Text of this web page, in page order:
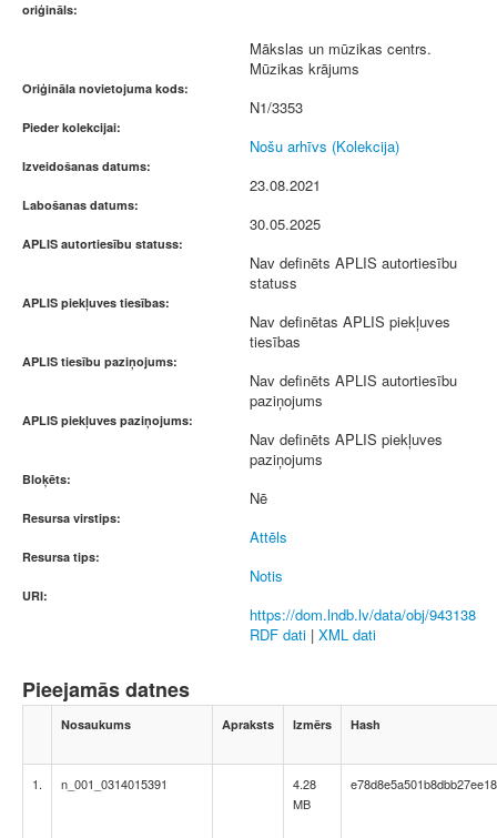
oriģināls:
Mākslas un mūzikas centrs.
Mūzikas krājums
Oriģināla novietojuma kods:
N1/3353
Pieder kolekcijai:
Nošu arhīvs (Kolekcija)
Izveidošanas datums:
23.08.2021
Labošanas datums:
30.05.2025
APLIS autortiesību statuss:
Nav definēts APLIS autortiesību
statuss
APLIS piekļuves tiesības:
Nav definētas APLIS piekļuves
tiesības
APLIS tiesību paziņojums:
Nav definēts APLIS autortiesību
paziņojums
APLIS piekļuves paziņojums:
Nav definēts APLIS piekļuves
paziņojums
Bloķēts:
Nē
Resursa virstips:
Attēls
Resursa tips:
Notis
URI:
https://dom.lndb.lv/data/obj/943138
RDF dati | XML dati
Pieejamās datnes
Nosaukums Apraksts Izmērs Hash
1. n_001_0314015391
4.28
MB